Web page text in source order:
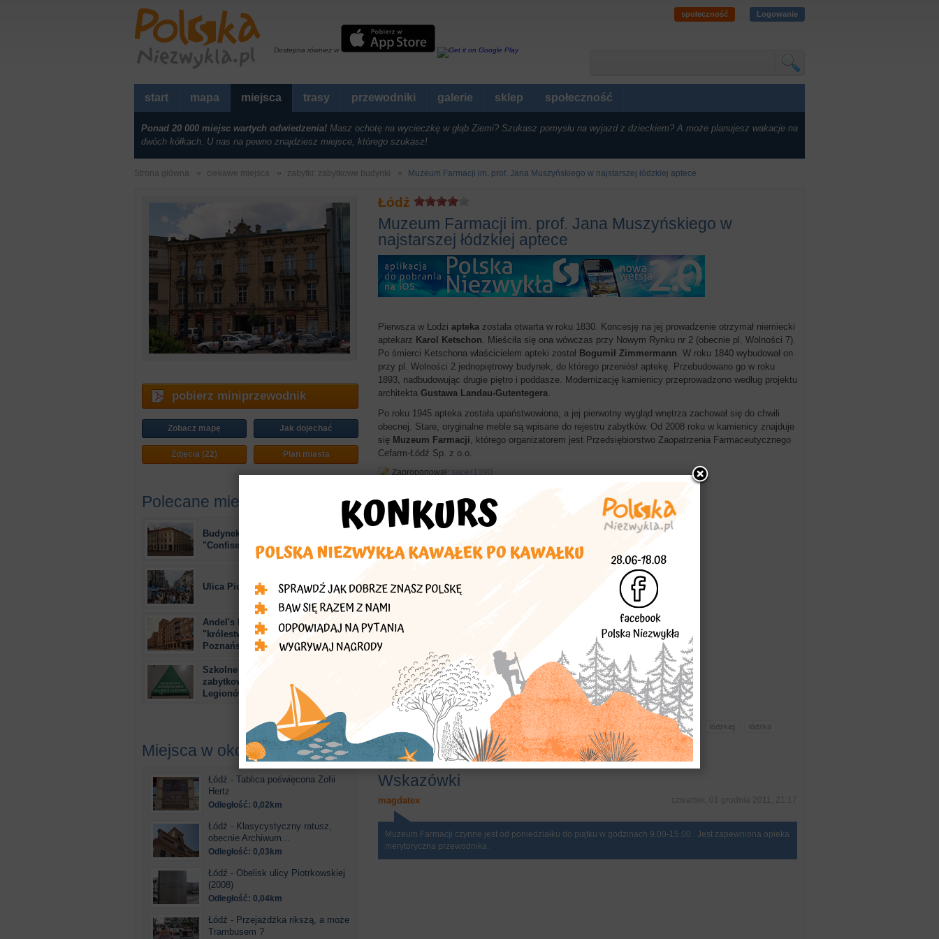
Dostepna również w
społeczność Logowanie
start mapa miejsca trasy przewodniki galerie sklep społeczność
Ponad 20 000 miejsc wartych odwiedzenia! Masz ochotę na wycieczkę w głąb Ziemi? Szukasz pomysłu na wyjazd z dzieckiem? A może planujesz wakacje na
dwóch kółkach. U nas na pewno znajdziesz miejsce, którego szukasz!
Strona główna ciekawe miejsca zabytki: zabytkowe budynki Muzeum Farmacji im. prof. Jana Muszyńskiego w najstarszej łódzkiej aptece
Łódź
Muzeum Farmacji im. prof. Jana Muszyńskiego w
najstarszej łódzkiej aptece
Pierwsza w Łodzi apteka została otwarta w roku 1830. Koncesję na jej prowadzenie otrzymał niemiecki
aptekarz Karol Ketschon. Mieściła się ona wówczas przy Nowym Rynku nr 2 (obecnie pl. Wolności 7).
Po śmierci Ketschona właścicielem apteki został Bogumił Zimmermann. W roku 1840 wybudował on
przy pl. Wolności 2 jednopiętrowy budynek, do którego przeniósł aptekę. Przebudowano go w roku
1893, nadbudowując drugie piętro i poddasze. Modernizację kamienicy przeprowadzono według projektu
architekta Gustawa Landau-Gutentegera.
Po roku 1945 apteka została upaństwowiona, a jej pierwotny wygląd wnętrza zachował się do chwili
obecnej. Stare, oryginalne meble są wpisane do rejestru zabytków. Od 2008 roku w kamienicy znajduje
się Muzeum Farmacji, którego organizatorem jest Przedsiębiorstwo Zaopatrzenia Farmaceutycznego
Cefarm-Łódź Sp. z o.o.
Zaproponował: saper1390
muzeum kamienica farmacji farmacja Muszyńskiego Muszyński łódzkiej
łódzka
aptece
Wskazówki
magdatex
Muzeum Farmacji czynne jest od poniedziałku do piątku w godzinach 9.00-15.00 . Jest zapewniona opieka
merytoryczna przewodnika.
pobierz miniprzewodnik
Zobacz mapę
Zdjęcia (22)
Jak dojechać
Plan miasta
Polecane miejsca
Budynek dawnej cukierni
"Confisernie"
Ulica Piotrkowska
Andel's Hotel w dawnym
"królestwie" fabrycznym
Poznańskiego
Szkolne Schronisko Młodzieżowe w
zabytkowym budynku przy ul.
Legionów 27
Miejsca w okolicy
Łódź - Tablica poświęcona Zofii
Hertz
Odległość: 0,02km
Łódź - Klasycystyczny ratusz,
obecnie Archiwum...
Odległość: 0,03km
Łódź - Obelisk ulicy Piotrkowskiej
(2008)
Odległość: 0,04km
Łódź - Przejażdżka rikszą, a może
Trambusem ?